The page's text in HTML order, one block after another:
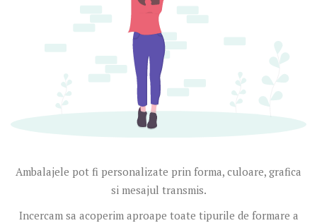
Ambalajele pot fi personalizate prin forma, culoare, grafica
si mesajul transmis.
Incercam sa acoperim aproape toate tipurile de formare a